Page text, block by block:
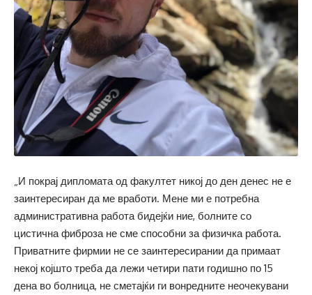
„И покрај дипломата од факултет никој до ден денес не е
заинтересиран да ме вработи. Мене ми е потребна
административна работа бидејќи ние, болните со
цистична фиброза не сме способни за физичка работа.
Приватните фирмии не се заинтересирании да примаат
некој којшто треба да лежи четири пати годишно по 15
дена во болница, не сметајќи ги вонредните неочекувани